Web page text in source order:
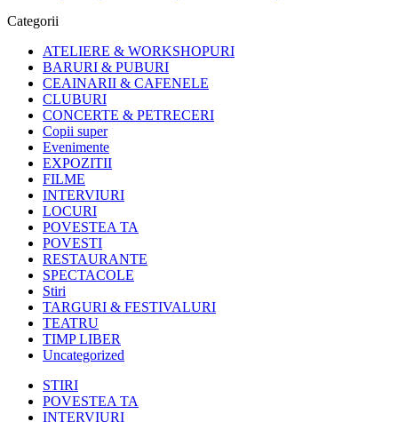
Categorii
ATELIERE & WORKSHOPURI
BARURI & PUBURI
CEAINARII & CAFENELE
CLUBURI
CONCERTE & PETRECERI
Copii super
Evenimente
EXPOZITII
FILME
INTERVIURI
LOCURI
POVESTEA TA
POVESTI
RESTAURANTE
SPECTACOLE
Stiri
TARGURI & FESTIVALURI
TEATRU
TIMP LIBER
Uncategorized
STIRI
POVESTEA TA
INTERVIURI